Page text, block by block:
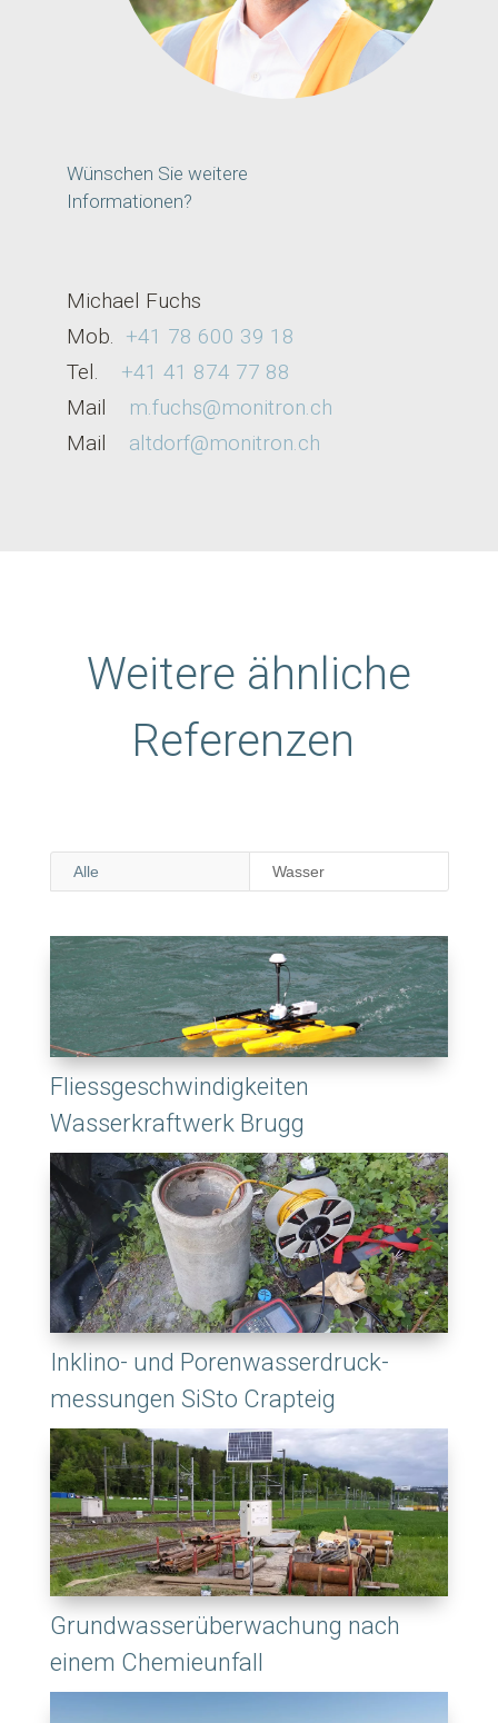
Wünschen Sie weitere
Informationen?
Michael Fuchs
Mob. +41 78 600 39 18
Tel. +41 41 874 77 88
Mail m.fuchs@monitron.ch
Mail altdorf@monitron.ch
Weitere ähnliche
Referenzen
Alle Wasser
Fliessgeschwindigkeiten
Wasserkraftwerk Brugg
Inklino- und Porenwasserdruck-
messungen SiSto Crapteig
Grundwasserüberwachung nach
einem Chemieunfall